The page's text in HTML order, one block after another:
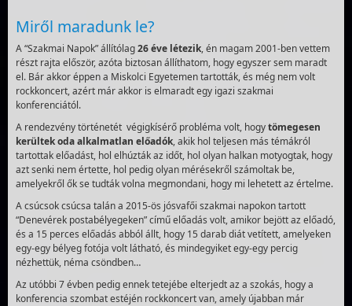
Miről maradunk le?
A “Szakmai Napok” állítólag26 éve létezik, én magam 2001-ben vettem
részt rajta először, azóta biztosan állíthatom, hogy egyszer sem maradt
el. Bár akkor éppen a Miskolci Egyetemen tartották, és még nem volt
rockkoncert, azért már akkor is elmaradt egy igazi szakmai
konferenciától.
A rendezvény történetét végigkísérő probléma volt, hogytömegesen
kerültek oda alkalmatlan előadók, akik hol teljesen más témákról
tartottak előadást, hol elhúzták az időt, hol olyan halkan motyogtak, hogy
azt senki nem értette, hol pedig olyan mérésekről számoltak be,
amelyekről ők se tudták volna megmondani, hogy mi lehetett az értelme.
A csúcsok csúcsa talán a 2015-ös jósvafői szakmai napokon tartott
“Denevérek postabélyegeken” című előadás volt, amikor bejött az előadó,
és a 15 perces előadás abból állt, hogy 15 darab diát vetített, amelyeken
egy-egy bélyeg fotója volt látható, és mindegyiket egy-egy percig
nézhettük, néma csöndben…
Az utóbbi 7 évben pedig ennek tetejébe elterjedt az a szokás, hogy a
konferencia szombat estéjén rockkoncert van, amely újabban már